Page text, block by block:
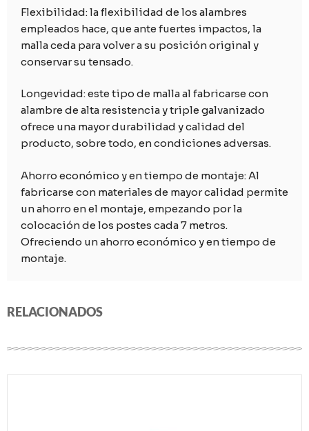
Flexibilidad: la flexibilidad de los alambres
empleados hace, que ante fuertes impactos, la
malla ceda para volver a su posición original y
conservar su tensado.
Longevidad: este tipo de malla al fabricarse con
alambre de alta resistencia y triple galvanizado
ofrece una mayor durabilidad y calidad del
producto, sobre todo, en condiciones adversas.
Ahorro económico y en tiempo de montaje: Al
fabricarse con materiales de mayor calidad permite
un ahorro en el montaje, empezando por la
colocación de los postes cada 7 metros.
Ofreciendo un ahorro económico y en tiempo de
montaje.
RELACIONADOS